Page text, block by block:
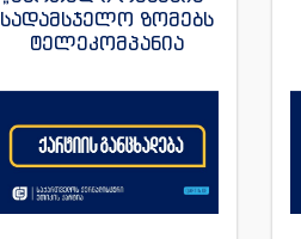
სადამსჯელო ზომებს
ტელეკომპანია
სანაიას და მისი სხვა
მიმართ